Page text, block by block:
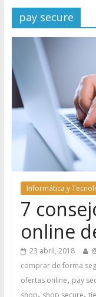
pay secure
Informática y
7
online
23 abril, 2018
comprar de forma
ofertas online, pay
shop, shop secure,